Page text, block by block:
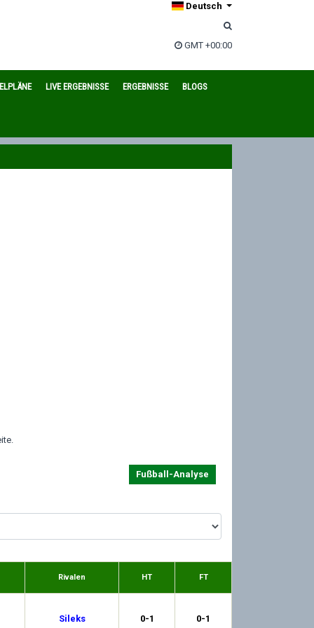
Deutsch
GMT +00:00
LIVE ERGEBNISSE ERGEBNISSE BLOGS
Fußball-Analyse
Rivalen HT FT
Sileks 0-1 0-1